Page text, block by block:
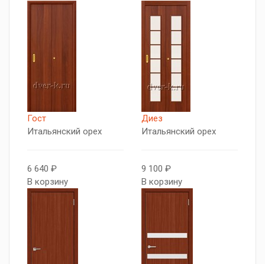
Гост
Итальянский орех
6 640 ₽
В корзину
Диез
Итальянский орех
9 100 ₽
В корзину